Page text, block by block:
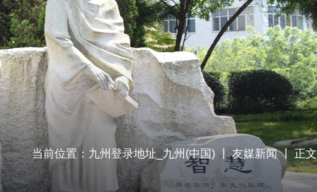
当前位置： 九州登录地址_九州(中国) | 友媒新闻 | 正文